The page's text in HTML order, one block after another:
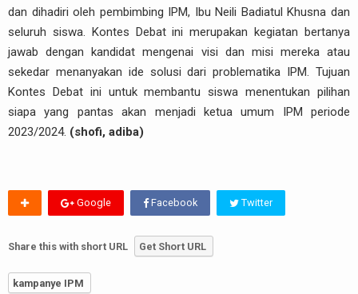
dan dihadiri oleh pembimbing IPM, Ibu Neili Badiatul Khusna dan
seluruh siswa. Kontes Debat ini merupakan kegiatan bertanya
jawab dengan kandidat mengenai visi dan misi mereka atau
sekedar menanyakan ide solusi dari problematika IPM. Tujuan
Kontes Debat ini untuk membantu siswa menentukan pilihan
siapa yang pantas akan menjadi ketua umum IPM periode
2023/2024. (shofi, adiba)
Google Facebook Twitter
Share this with short URL Get Short URL
kampanye IPM